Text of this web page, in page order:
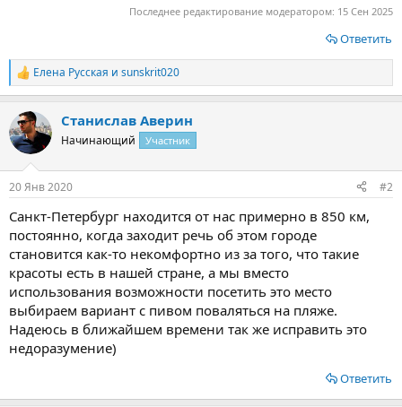
Последнее редактирование модератором: 15 Сен 2025
Ответить
Р
е
к
ц
и
Елена Русская и sunskrit020
Станислав Аверин
Начинающий Участник
20 Янв 2020 #2
Санкт-Петербург находится от нас примерно в 850 км,
постоянно, когда заходит речь об этом городе
становится как-то некомфортно из за того, что такие
красоты есть в нашей стране, а мы вместо
использования возможности посетить это место
выбираем вариант с пивом поваляться на пляже.
Надеюсь в ближайшем времени так же исправить это
недоразумение)
Ответить